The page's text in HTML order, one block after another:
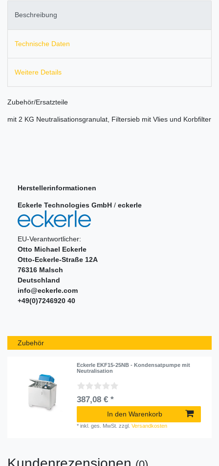
Beschreibung
Technische Daten
Weitere Details
Zubehör/Ersatzteile
mit 2 KG Neutralisationsgranulat, Filtersieb mit Vlies und Korbfilter
Herstellerinformationen
Eckerle Technologies GmbH / eckerle
EU-Verantwortlicher:
Otto Michael Eckerle
Otto-Eckerle-Straße 12A
76316 Malsch
Deutschland
info@eckerle.com
+49(0)7246920 40
Zubehör
Eckerle EKF15-25NB - Kondensatpumpe mit
Neutralisation
387,08 € *
In den Warenkorb
*inkl. ges. MwSt. zzgl.Versandkosten